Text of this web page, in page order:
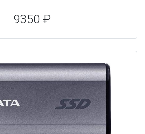
9350 ₽